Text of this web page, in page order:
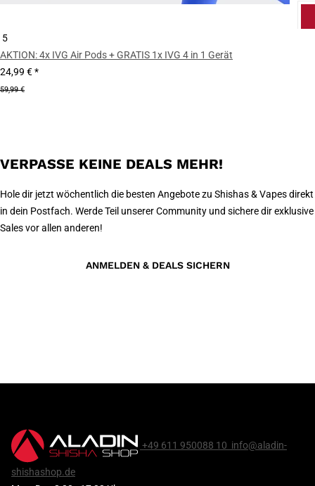
5
AKTION: 4x IVG Air Pods + GRATIS 1x IVG 4 in 1 Gerät
24,99 €*
59,99 €
VERPASSE KEINE DEALS MEHR!
Hole dir jetzt wöchentlich die besten Angebote zu Shishas & Vapes direkt
in dein Postfach. Werde Teil unserer Community und sichere dir exklusive
Sales vor allen anderen!
ANMELDEN & DEALS SICHERN
+49 611 950088 10 info@aladin-
shishashop.de